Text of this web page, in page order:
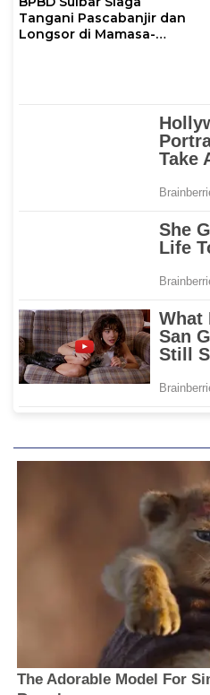
Tangani Pascabanjir dan
Longsor di Mamasa-